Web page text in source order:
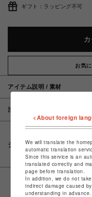
ギフト：ラッピング不可
お気
アイテム説明 / 素材
注意事項
シェアする
<About foreign
We will translate the
automatic translation
Since this service is an
translated correctly and
page before translation.
In addition, we do not
indirect damage caused
understanding in advance.